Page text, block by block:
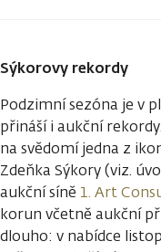
Sýkorovy rekordy
Podzimní sezóna je v
přináší i aukční
na svědomí jedna z
Zdeňka Sýkory (viz.
aukční síně 1. Art
korun včetně aukční
dlouho: v nabídce